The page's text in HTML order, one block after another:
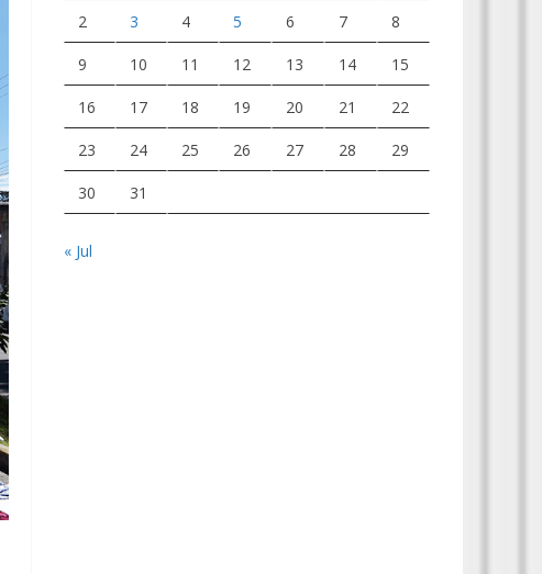
2 3 4 5 6 7 8
9 10 11 12 13 14 15
16 17 18 19 20 21 22
23 24 25 26 27 28 29
30 31
« Jul